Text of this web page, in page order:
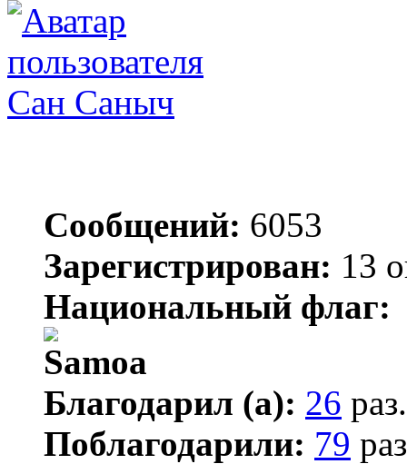
Сан Саныч
Сообщений: 6053
Зарегистрирован: 13
Национальный флаг:
Благодарил (а): 26 раз.
Поблагодарили: 79